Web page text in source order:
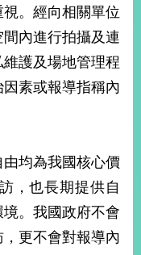
。經向相關單位
內進行拍攝及連
護及場地管理程
素或報導指稱內
均為我國核心價
，也長期提供自
。我國政府不會
更不會對報導內